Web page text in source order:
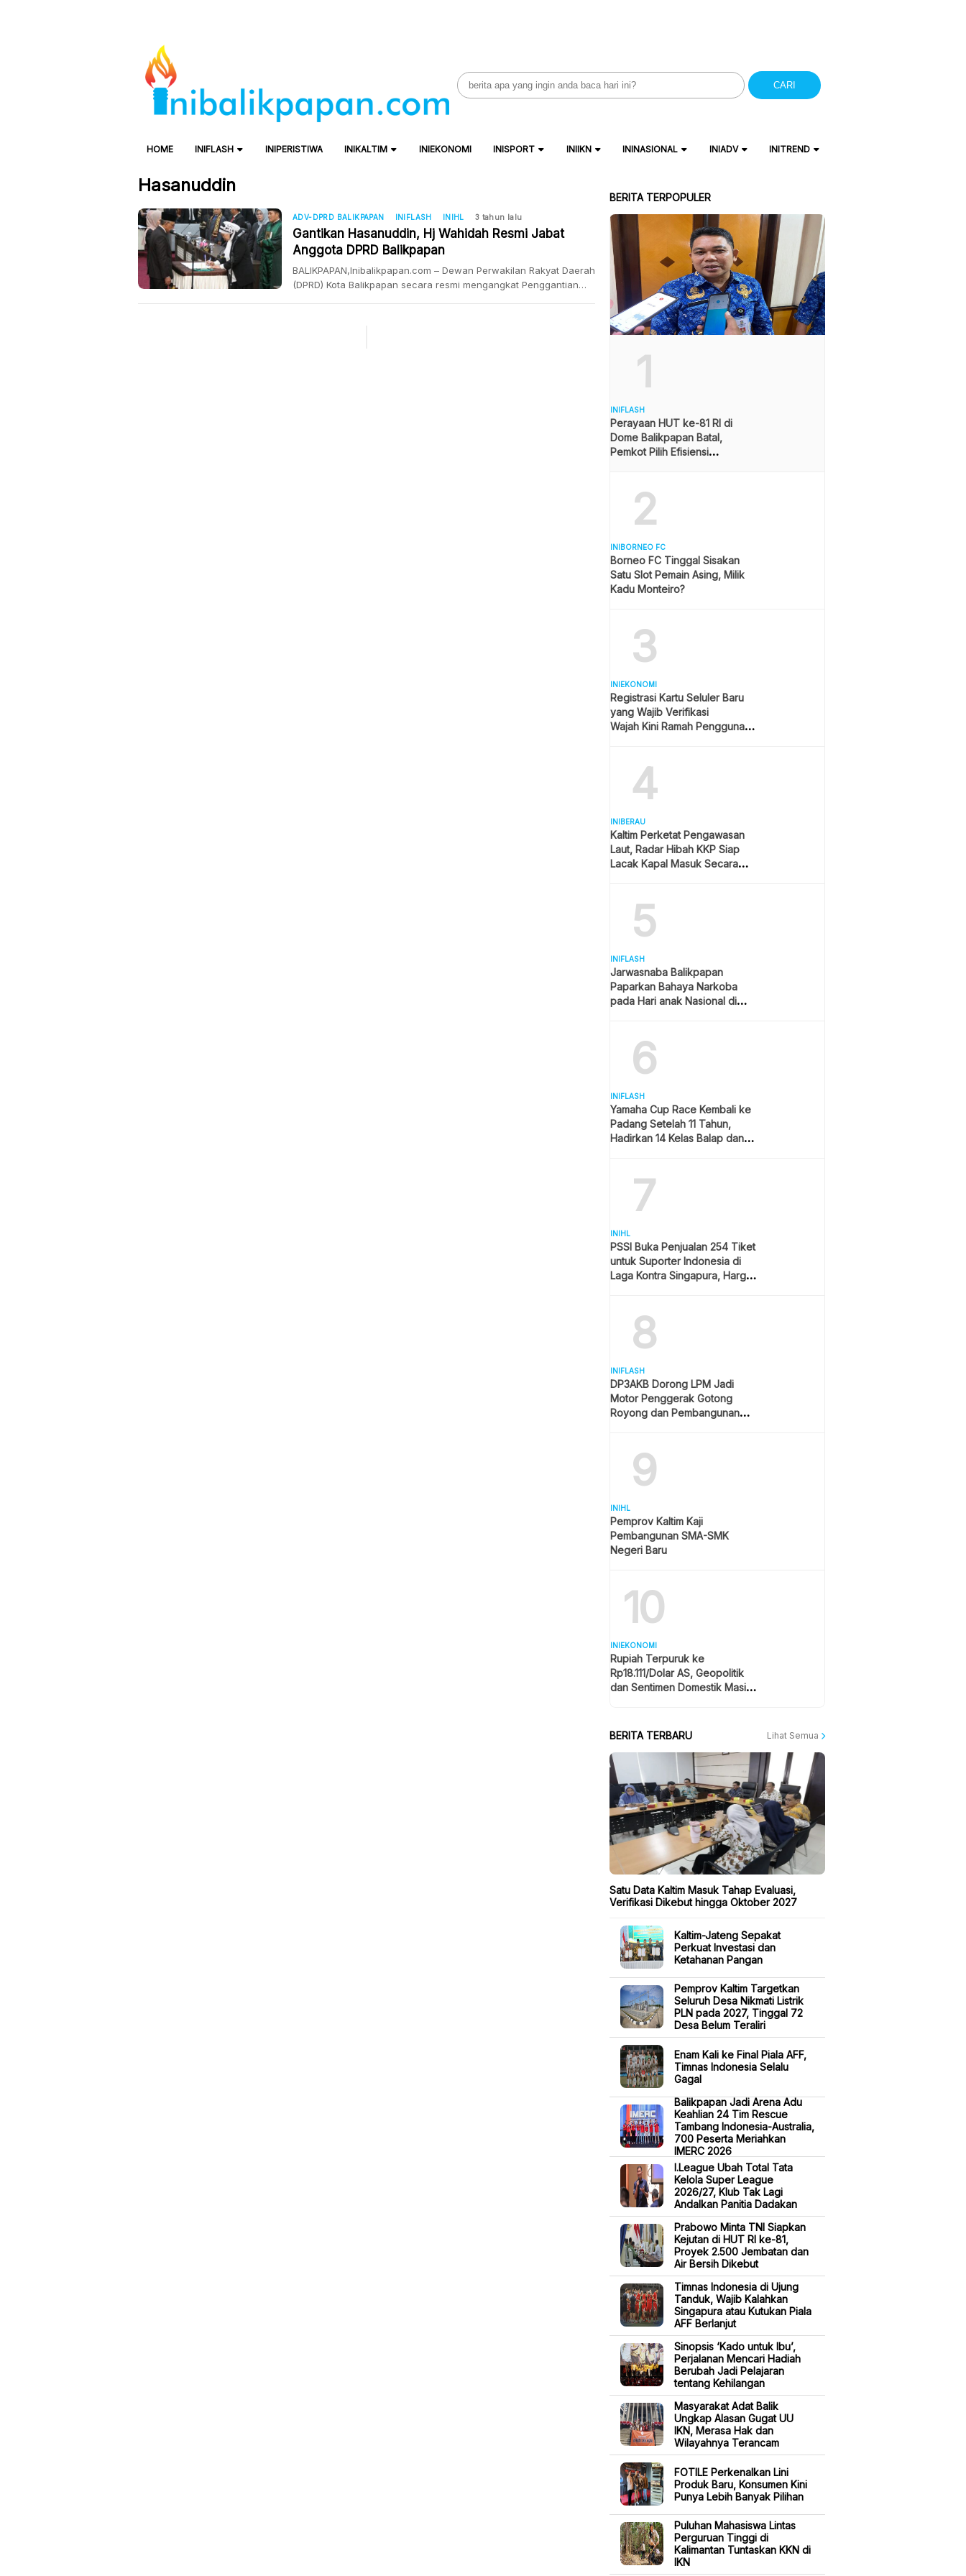
Search
for:
CARI
HOME INIFLASH INIPERISTIWA INIKALTIM INIEKONOMI INISPORT INIIKN ININASIONAL INIADV INITREND
Hasanuddin
ADV-DPRD BALIKPAPAN INIFLASH INIHL 3 tahun lalu
Gantikan Hasanuddin, Hj Wahidah Resmi Jabat
Anggota DPRD Balikpapan
BALIKPAPAN,Inibalikpapan.com – Dewan Perwakilan Rakyat Daerah
(DPRD) Kota Balikpapan secara resmi mengangkat Penggantian
BERITA TERPOPULER
1
INIFLASH
Perayaan HUT ke-81 RI di
Dome Balikpapan Batal,
Pemkot Pilih Efisiensi
2
INIBORNEO FC
Borneo FC Tinggal Sisakan
Satu Slot Pemain Asing, Milik
Kadu Monteiro?
3
INIEKONOMI
Registrasi Kartu Seluler Baru
yang Wajib Verifikasi
Wajah Kini Ramah Pengguna
4
INIBERAU
Kaltim Perketat Pengawasan
Laut, Radar Hibah KKP Siap
Lacak Kapal Masuk Secara
5
INIFLASH
Jarwasnaba Balikpapan
Paparkan Bahaya Narkoba
pada Hari anak Nasional di
6
INIFLASH
Yamaha Cup Race Kembali ke
Padang Setelah 11 Tahun,
Hadirkan 14 Kelas Balap dan
7
INIHL
PSSI Buka Penjualan 254 Tiket
untuk Suporter Indonesia di
Laga Kontra Singapura, Harga
8
INIFLASH
DP3AKB Dorong LPM Jadi
Motor Penggerak Gotong
Royong dan Pembangunan
9
INIHL
Pemprov Kaltim Kaji
Pembangunan SMA-SMK
Negeri Baru
10
INIEKONOMI
Rupiah Terpuruk ke
Rp18.111/Dolar AS, Geopolitik
dan Sentimen Domestik Masih
BERITA TERBARU Lihat Semua
Satu Data Kaltim Masuk Tahap Evaluasi,
Verifikasi Dikebut hingga Oktober 2027
Kaltim-Jateng Sepakat
Perkuat Investasi dan
Ketahanan Pangan
Pemprov Kaltim Targetkan
Seluruh Desa Nikmati Listrik
PLN pada 2027, Tinggal 72
Desa Belum Teraliri
Enam Kali ke Final Piala AFF,
Timnas Indonesia Selalu
Gagal
Balikpapan Jadi Arena Adu
Keahlian 24 Tim Rescue
Tambang Indonesia-Australia,
700 Peserta Meriahkan
IMERC 2026
I.League Ubah Total Tata
Kelola Super League
2026/27, Klub Tak Lagi
Andalkan Panitia Dadakan
Prabowo Minta TNI Siapkan
Kejutan di HUT RI ke-81,
Proyek 2.500 Jembatan dan
Air Bersih Dikebut
Timnas Indonesia di Ujung
Tanduk, Wajib Kalahkan
Singapura atau Kutukan Piala
AFF Berlanjut
Sinopsis ‘Kado untuk Ibu’,
Perjalanan Mencari Hadiah
Berubah Jadi Pelajaran
tentang Kehilangan
Masyarakat Adat Balik
Ungkap Alasan Gugat UU
IKN, Merasa Hak dan
Wilayahnya Terancam
FOTILE Perkenalkan Lini
Produk Baru, Konsumen Kini
Punya Lebih Banyak Pilihan
Puluhan Mahasiswa Lintas
Perguruan Tinggi di
Kalimantan Tuntaskan KKN di
IKN